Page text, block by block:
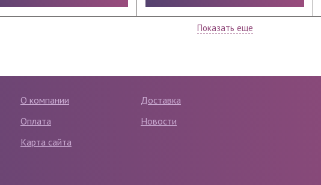
Показать еще
О компании
Доставка
Оплата
Новости
Карта сайта